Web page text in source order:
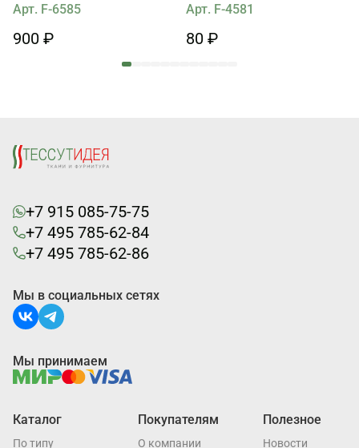
Арт. F-6585
900 ₽
Арт. F-4581
80 ₽
+7 915 085-75-75
+7 495 785-62-84
+7 495 785-62-86
Каталог
По типу
Покупателям
О компании
Полезное
Новости
Мы в социальных сетях
Мы принимаем